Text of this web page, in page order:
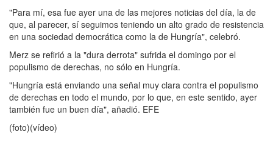
"Para mí, esa fue ayer una de las mejores noticias del día, la de
que, al parecer, sí seguimos teniendo un alto grado de resistencia
en una sociedad democrática como la de Hungría", celebró.
Merz se refirió a la "dura derrota" sufrida el domingo por el
populismo de derechas, no sólo en Hungría.
"Hungría está enviando una señal muy clara contra el populismo
de derechas en todo el mundo, por lo que, en este sentido, ayer
también fue un buen día", añadió. EFE
(foto)(vídeo)